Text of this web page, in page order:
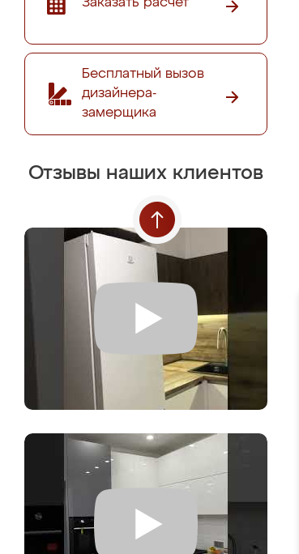
Бесплатный вызов
дизайнера-
замерщика
Отзывы наших клиентов